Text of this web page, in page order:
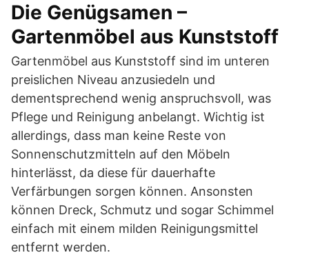
Die Genügsamen –
Gartenmöbel aus Kunststoff
Gartenmöbel aus Kunststoff sind im unteren
preislichen Niveau anzusiedeln und
dementsprechend wenig anspruchsvoll, was
Pflege und Reinigung anbelangt. Wichtig ist
allerdings, dass man keine Reste von
Sonnenschutzmitteln auf den Möbeln
hinterlässt, da diese für dauerhafte
Verfärbungen sorgen können. Ansonsten
können Dreck, Schmutz und sogar Schimmel
einfach mit einem milden Reinigungsmittel
entfernt werden.